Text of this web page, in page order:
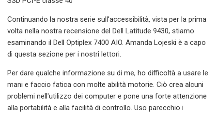
Continuando la nostra serie sull'accessibilità, vista per la prima
volta nella nostra recensione del Dell Latitude 9430, stiamo
esaminando il Dell Optiplex 7400 AIO. Amanda Lojeski è a capo
di questa sezione per i nostri lettori.
Per dare qualche informazione su di me, ho difficoltà a usare le
mani e faccio fatica con molte abilità motorie. Ciò crea alcuni
problemi nell'utilizzo dei computer e pone una forte attenzione
alla portabilità e alla facilità di controllo. Uso parecchio i